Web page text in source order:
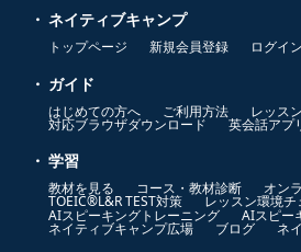
ネイティブキャンプ
トップページ 新規会員登録 ログイン
ガイド
はじめての方へ ご利用方法 レッス
対応ブラウザダウンロード 英会話アプ
学習
教材を見る コース・教材診断 オン
TOEIC®L&R TEST対策 レッスン環境チ
AIスピーキングトレーニング AIスピー
ネイティブキャンプ広場 ブログ ネ